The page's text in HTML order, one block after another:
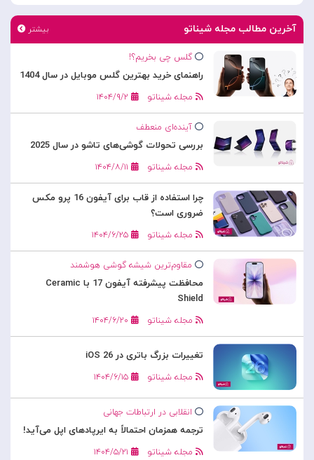
آخرین مطالب مجله شیناتو بیشتر
گلس چی بخریم؟!
راهنمای خرید بهترین گلس موبایل در سال 1404
مجله شیناتو ۱۴۰۴/۹/۲
آینده‌ای منعطف
بررسی تحولات گوشی‌های تاشو در سال 2025
مجله شیناتو ۱۴۰۴/۸/۱۱
چرا استفاده از قاب برای آیفون 16 پرو مکس
ضروری است؟
مجله شیناتو ۱۴۰۴/۶/۲۵
مقاوم‌ترین شیشه گوشی هوشمند
محافظت پیشرفته آیفون 17 با Ceramic
Shield
مجله شیناتو ۱۴۰۴/۶/۲۰
تغییرات بزرگ باتری در iOS 26
مجله شیناتو ۱۴۰۴/۶/۱۵
انقلابی در ارتباطات جهانی
ترجمه همزمان احتمالاً به ایرپادهای اپل می‌آید!
مجله شیناتو ۱۴۰۴/۵/۲۱